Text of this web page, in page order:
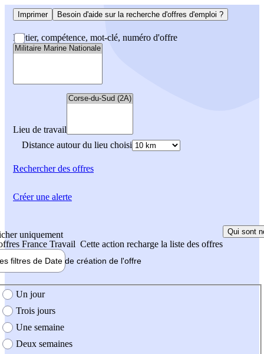
Imprimer Besoin d'aide sur la recherche d'offres d'emploi ?
Métier, compétence, mot-clé, numéro d'offre
Lieu de travail
Distance autour du lieu choisi
Rechercherdes offres
uniquement
France Travail Cette action recharge la liste des offres
Qui sont
filtres de Date de création de l'offre
création de l'offre
Un jour
Trois jours
Une semaine
Deux semaines
Créer une alerte